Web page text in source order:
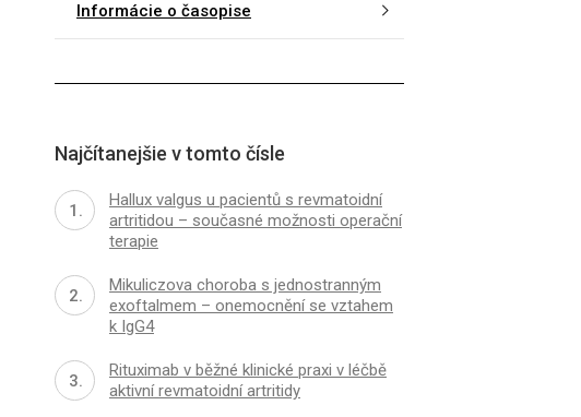
Informácie o časopise
Najčítanejšie v tomto čísle
Hallux valgus u pacientů s revmatoidní
artritidou – současné možnosti operační
terapie
Mikuliczova choroba s jednostranným
exoftalmem – onemocnění se vztahem
k IgG4
Rituximab v běžné klinické praxi v léčbě
aktivní revmatoidní artritidy